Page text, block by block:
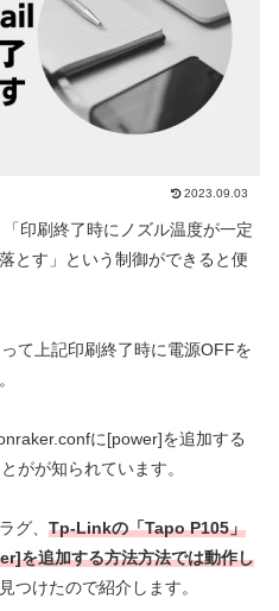
2023.09.03
印刷終了時にノズル温度が一定
とす」という制御ができると便
て上記印刷終了時に電源OFFを
に[power]を追加する
がが知られています。
グ、 Tp-Linkの「Tapo P105」
を追加する方法方法では動作し
つけたので紹介します。